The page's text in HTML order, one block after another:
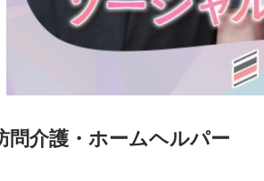
問介護・ホームヘルパー